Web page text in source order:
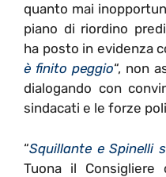
quanto mai
piano di riordino
ha posto in evidenza
è finito peggio“, non
dialogando con
sindacati e le forze
“Squillante e Spinelli
Tuona il